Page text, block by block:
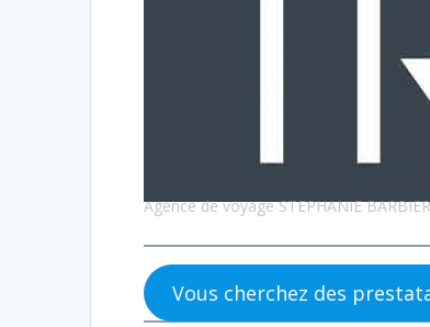
Agence de voyage STEPHANIE
Vous cherchez des